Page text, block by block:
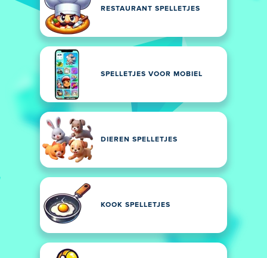
RESTAURANT SPELLETJES
SPELLETJES VOOR MOBIEL
DIEREN SPELLETJES
KOOK SPELLETJES